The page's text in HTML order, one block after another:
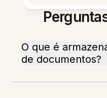
O que é
de documentos?